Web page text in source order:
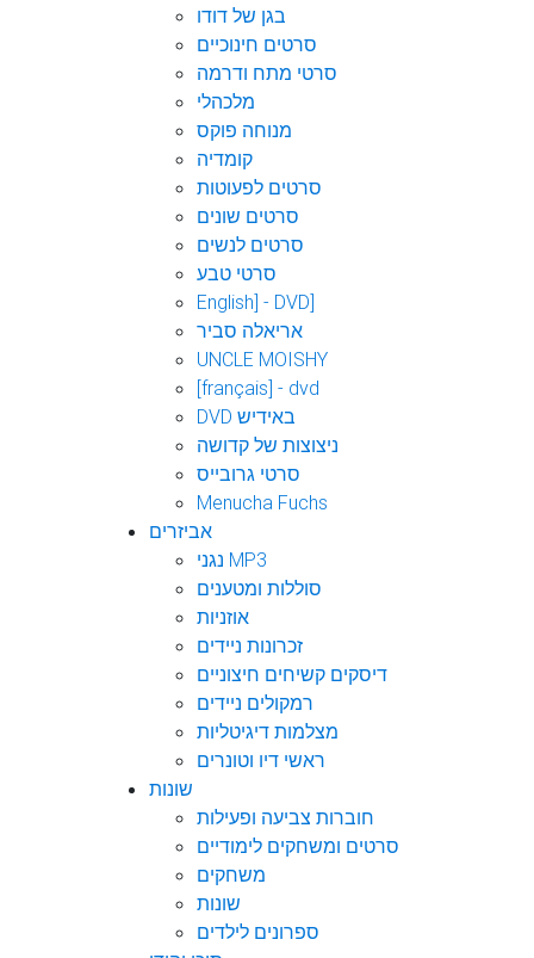
בגן של דודו
סרטים חינוכיים
סרטי מתח ודרמה
מלכהלי
מנוחה פוקס
קומדיה
סרטים לפעוטות
סרטים שונים
סרטים לנשים
סרטי טבע
English] - DVD]
אריאלה סביר
UNCLE MOISHY
[français] - dvd
DVD באידיש
ניצוצות של קדושה
סרטי גרובייס
Menucha Fuchs
אביזרים
נגני MP3
סוללות ומטענים
אוזניות
זכרונות ניידים
דיסקים קשיחים חיצוניים
רמקולים ניידים
מצלמות דיגיטליות
ראשי דיו וטונרים
שונות
חוברות צביעה ופעילות
סרטים ומשחקים לימודיים
משחקים
שונות
ספרונים לילדים